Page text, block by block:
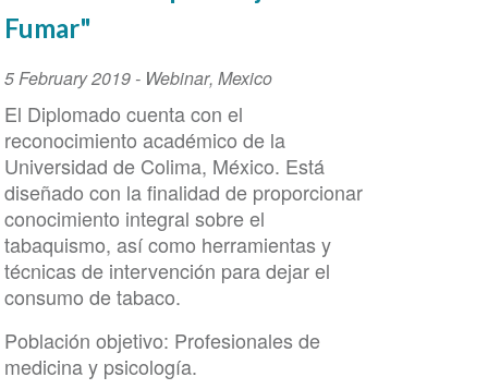
Adicciones,
Fumar"
Event
Date
5 February 2019- Webinar, Mexico
El Diplomado cuenta con el
reconocimiento académico de la
Universidad de Colima, México. Está
diseñado con la finalidad de proporcionar
conocimiento integral sobre el
tabaquismo, así como herramientas y
técnicas de intervención para dejar el
consumo de tabaco.
Población objetivo: Profesionales de
medicina y psicología.